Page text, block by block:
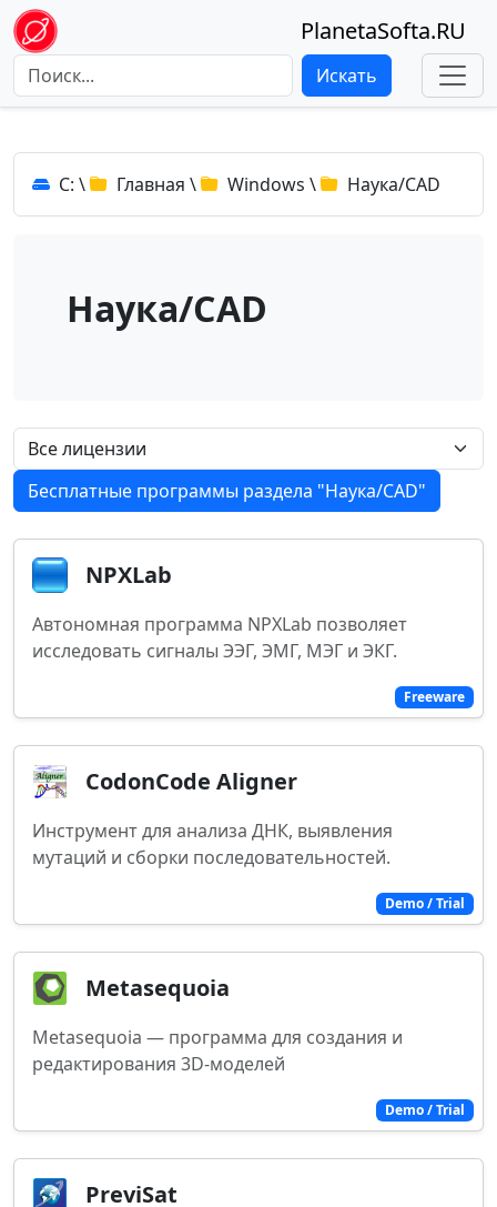
PlanetaSofta.RU
Искать
C: \ Главная \ Windows \ Наука/CAD
Наука/CAD
Бесплатные программы раздела "Наука/CAD"
Freeware
NPXLab
Автономная программа NPXLab позволяет
исследовать сигналы ЭЭГ, ЭМГ, МЭГ и ЭКГ.
Demo / Trial
CodonCode Aligner
Инструмент для анализа ДНК, выявления
мутаций и сборки последовательностей.
Demo / Trial
Metasequoia
Metasequoia — программа для создания и
редактирования 3D-моделей
PreviSat